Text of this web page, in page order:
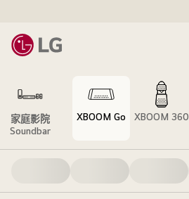
家庭影院
Soundbar
XBOOM Go XBOOM 360